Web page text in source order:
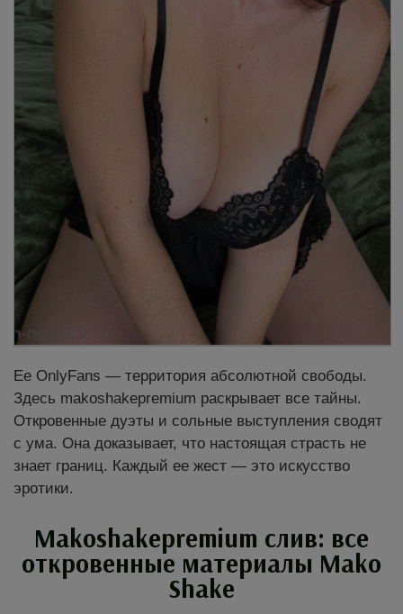
Ее OnlyFans — территория абсолютной свободы.
Здесь makoshakepremium раскрывает все тайны.
Откровенные дуэты и сольные выступления сводят
с ума. Она доказывает, что настоящая страсть не
знает границ. Каждый ее жест — это искусство
эротики.
Makoshakepremium слив: все
откровенные материалы Mako
Shake